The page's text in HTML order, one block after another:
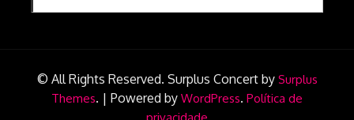
© All Rights Reserved. Surplus Concert by Surplus
Themes. | Powered by WordPress. Política de
privacidade